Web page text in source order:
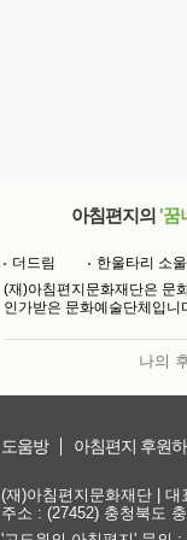
아침편지의 '꿈
더드림
한울타리 소
(재)아침편지문화재단은 문
인가받은 문화예술단체입니
나의
도움방 아침편지 후원
(재)아침편지문화재단 |
주소 : (27452) 충청북도